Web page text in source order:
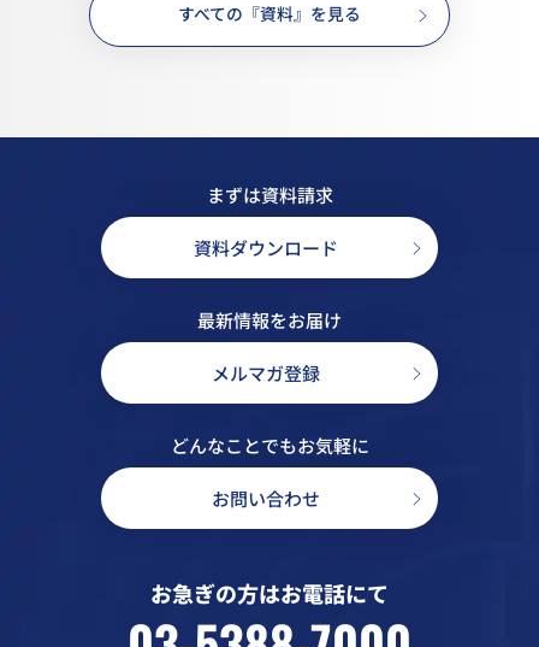
すべての『資料』を見る
まずは資料請求
資料ダウンロード
最新情報をお届け
メルマガ登録
どんなことでもお気軽に
お問い合わせ
お急ぎの方はお電話にて